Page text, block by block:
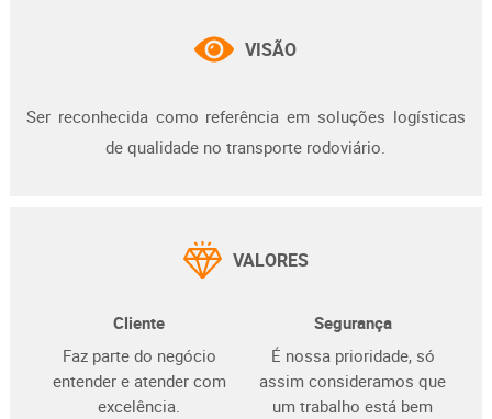
VISÃO
Ser reconhecida como referência em soluções logísticas
de qualidade no transporte rodoviário.
VALORES
Cliente
Faz parte do negócio
entender eatender com
excelência.
Segurança
É nossa prioridade, só
assim consideramos que
um trabalho está bem